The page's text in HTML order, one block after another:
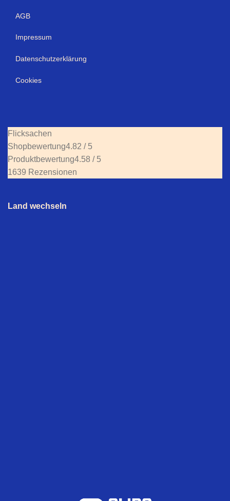
AGB
Impressum
Datenschutzerklärung
Cookies
Flicksachen
Shopbewertung4.82 / 5
Produktbewertung4.58 / 5
1639 Rezensionen
Land wechseln